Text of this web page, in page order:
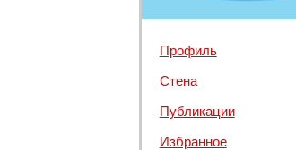
Профиль
Стена
Публикации
Избранное